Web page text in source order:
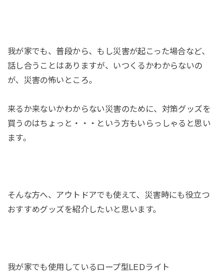
我が家でも、普段から、もし災害が起こった場合など、
話し合うことはありますが、いつくるかわからないの
が、災害の怖いところ。
来るか来ないかわからない災害のために、対策グッズを
買うのはちょっと・・・という方もいらっしゃると思い
ます。
そんな方へ、アウトドアでも使えて、災害時にも役立つ
おすすめグッズを紹介したいと思います。
我が家でも使用しているロープ型LEDライト